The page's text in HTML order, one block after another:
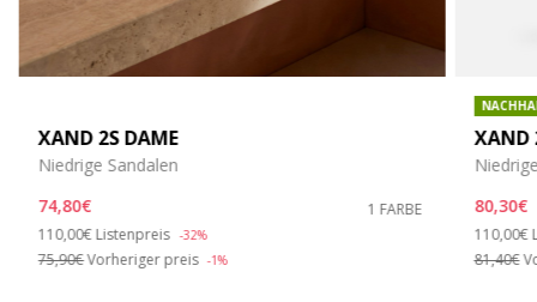
XAND 2S DAME
Niedrige Sandalen
74,80€
1 FARBE
Price reduced from
110,00€to
Listenpreis -32%
75,90€Vorheriger preis -1%
XAND
80,30€
Price
110,00€
81,40€